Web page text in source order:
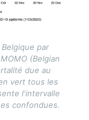
par
(Belgian
due au
vert tous les
l'intervalle
confondues.